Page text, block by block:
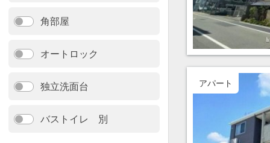
角部屋
オートロック
独立洗面台
バストイレ 別
アパート